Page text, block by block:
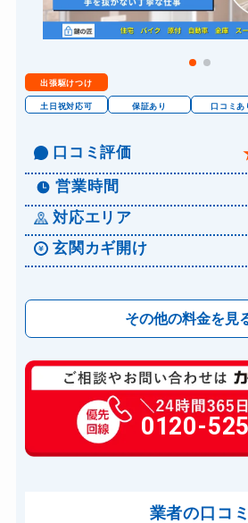
出張駆けつけ
土日祝対応可 保証あり 口コミあ
口コミ評価
営業時間
対応エリア
玄関カギ開け
その他の料金を見
玄関カギ修理
玄関カギ交換
車カギ開け
スーツケースカギ開け
0120-
業者の口コミ